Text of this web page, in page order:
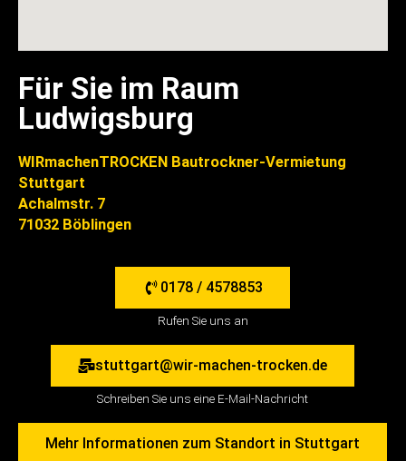
Für Sie im Raum
Ludwigsburg
WIRmachenTROCKEN Bautrockner-Vermietung
Stuttgart
Achalmstr. 7
71032 Böblingen
0178 / 4578853
Rufen Sie uns an
stuttgart@wir-machen-trocken.de
Schreiben Sie uns eine E-Mail-Nachricht
Mehr Informationen zum Standort in Stuttgart